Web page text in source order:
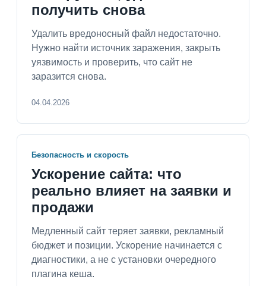
получить снова
Удалить вредоносный файл недостаточно.
Нужно найти источник заражения, закрыть
уязвимость и проверить, что сайт не
заразится снова.
04.04.2026
Безопасность и скорость
Ускорение сайта: что
реально влияет на заявки и
продажи
Медленный сайт теряет заявки, рекламный
бюджет и позиции. Ускорение начинается с
диагностики, а не с установки очередного
плагина кеша.